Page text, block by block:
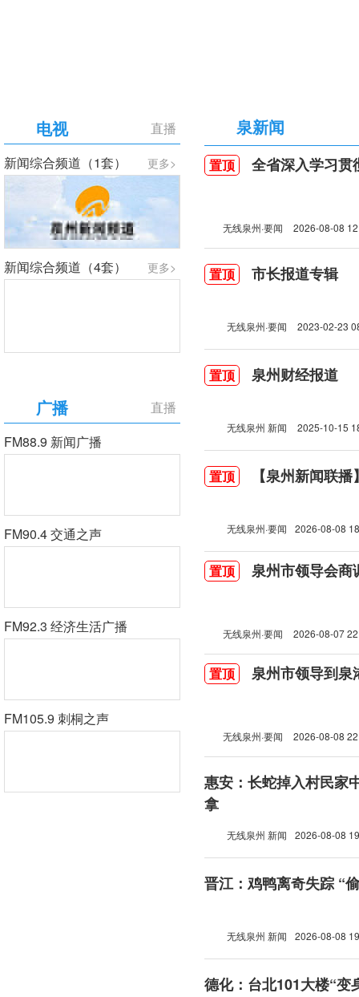
直播
电视
更多>
新闻综合频道（1套）
更多>
新闻综合频道（4套）
直播
广播
FM88.9 新闻广播
FM90.4 交通之声
FM92.3 经济生活广播
FM105.9 刺桐之声
泉新闻
置顶 全省深入学习贯彻习
无线泉州·要闻 2026-08-08
置顶 市长报道专辑
无线泉州·要闻 2023-02-23
置顶 泉州财经报道
无线泉州 新闻 2025-10-15
置顶 【泉州新闻联
无线泉州·要闻 2026-08-08
置顶 泉州市领导会商
无线泉州·要闻 2026-08-07
置顶 泉州市领导到泉
无线泉州·要闻 2026-08-08
惠安：长蛇掉入村民家
拿
无线泉州 新闻 2026-08-08
晋江：鸡鸭离奇失踪 “
无线泉州 新闻 2026-08-08
德化：台北101大楼“变